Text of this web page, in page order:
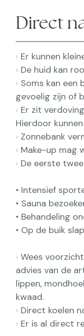
Direct
› Er kunnen
› De huid kan
› Soms kan een
gevoelig zijn of
› Er zit
Hierdoor
› Zonnebank
› Make-up mag
› De eerste
• Intensief
• Sauna
• Behandeling
• Op de buik
› Wees
advies van de
lippen,
kwaad.
› Direct koelen
› Er is al direct